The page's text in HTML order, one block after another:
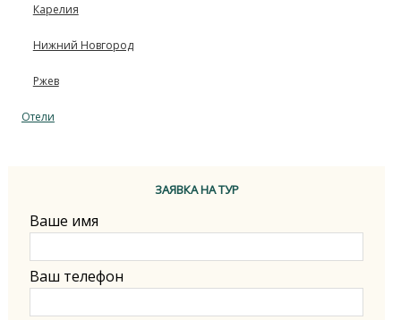
Карелия
Нижний Новгород
Ржев
Отели
ЗАЯВКА НА ТУР
Ваше имя
Ваш телефон